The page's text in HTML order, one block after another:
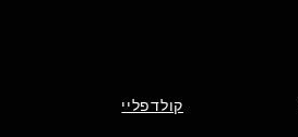
קולדפליי